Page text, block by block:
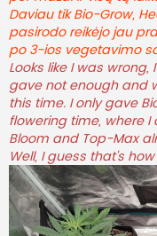
Daviau tik Bio-Grow,
pasirodo reikėjo jau
po 3-ios vegetavimo
Looks like I was
gave not enough and
this time. I only gave
flowering time, where
Bloom and Top-Max
Well, I guess that's